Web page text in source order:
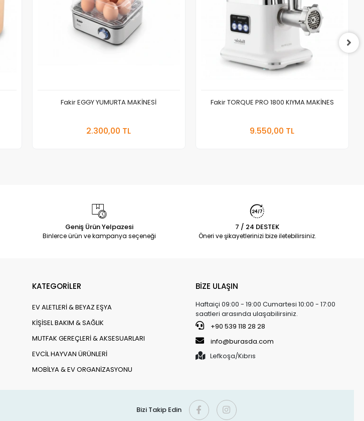
Fakir EGGY YUMURTA MAKİNESİ
2.300,00 TL
Fakir TORQUE PRO 1800 KIYMA MAKİNES
9.550,00 TL
Geniş Ürün Yelpazesi
Binlerce ürün ve kampanya seçeneği
7 / 24 DESTEK
Öneri ve şikayetlerinizi bize iletebilirsiniz.
KATEGORİLER
EV ALETLERİ & BEYAZ EŞYA
KİŞİSEL BAKIM & SAĞLIK
MUTFAK GEREÇLERİ & AKSESUARLARI
EVCİL HAYVAN ÜRÜNLERİ
MOBİLYA & EV ORGANİZASYONU
BİZE ULAŞIN
Haftaiçi 09:00 - 19:00 Cumartesi 10:00 - 17:00
saatleri arasında ulaşabilirsiniz.
+90 539 118 28 28
info@burasda.com
Lefkoşa/Kıbrıs
Bizi Takip Edin